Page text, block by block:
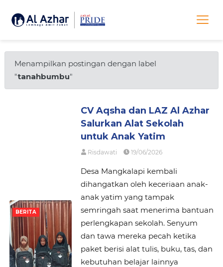
Menampilkan postingan dengan label
"tanahbumbu"
BERITA
CV Aqsha dan LAZ Al Azhar
Salurkan Alat Sekolah
untuk Anak Yatim
Risdawati 19/06/2026
Desa Mangkalapi kembali
dihangatkan oleh keceriaan anak-
anak yatim yang tampak
semringah saat menerima bantuan
perlengkapan sekolah. Senyum
dan tawa mereka pecah ketika
paket berisi alat tulis, buku, tas, dan
kebutuhan belajar lainnya